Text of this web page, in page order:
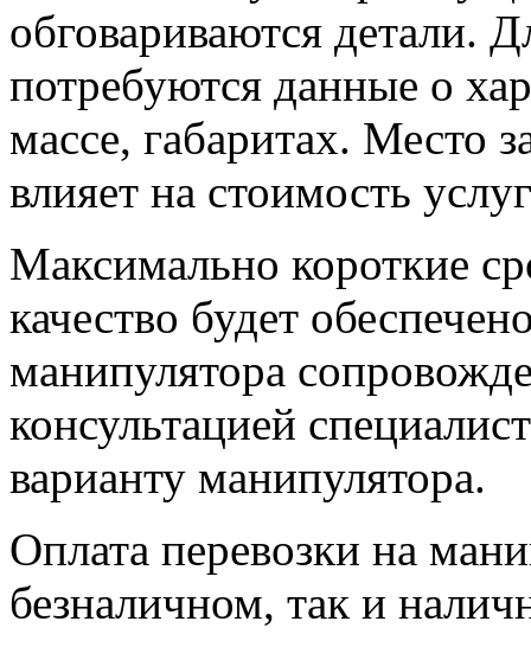
обговариваются детали.
потребуются данные о
массе, габаритах. Место
влияет на стоимость
Максимально короткие
качество будет
манипулятора
консультацией
варианту манипулятора.
Оплата перевозки на
безналичном, так и